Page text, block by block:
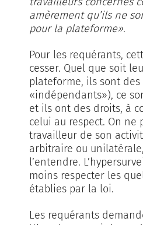
amèrement qu’ils ne
pour la plateforme».
Pour les requérants,
cesser. Quel que soit
plateforme, ils sont
«indépendants»), ce
et ils ont des droits, à
celui au respect. On ne
travailleur de son
arbitraire ou
l’entendre.
moins respecter les
établies par la loi.
Les requérants